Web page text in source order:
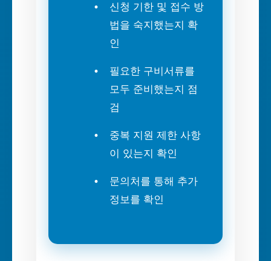
신청 기한 및 접수 방
법을 숙지했는지 확
인
필요한 구비서류를
모두 준비했는지 점
검
중복 지원 제한 사항
이 있는지 확인
문의처를 통해 추가
정보를 확인